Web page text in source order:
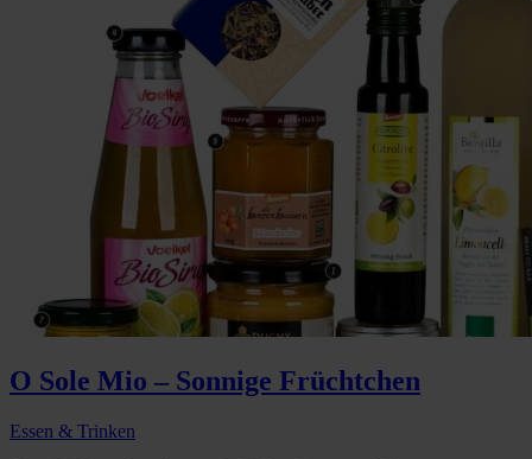
O Sole Mio – Sonnige Früchtchen
Essen & Trinken